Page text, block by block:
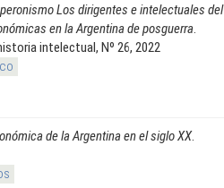
Los dirigentes e intelectuales del
en la Argentina de posguerra
intelectual, Nº 26, 2022
de la Argentina en el siglo XX.